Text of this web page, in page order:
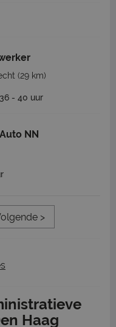
(29 km)
36 - 40 uur
NN
>
Haag